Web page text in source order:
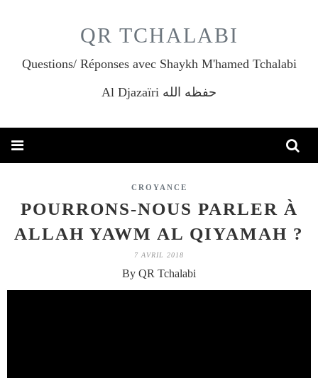
QR TCHALABI
Questions/ Réponses avec Shaykh M'hamed Tchalabi
Al Djazaïri حفظه الله
CROYANCE
POURRONS-NOUS PARLER À
ALLAH YAWM AL QIYAMAH ?
7 AVRIL 2018
By QR Tchalabi